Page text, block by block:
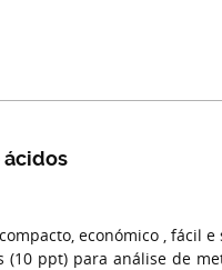
ácidos
económico , fácil
ppt) para análise de